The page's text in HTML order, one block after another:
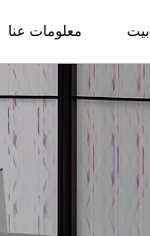
معلومات عنا بيت